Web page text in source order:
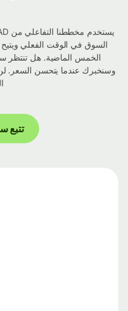
السوق في الوقت الفعلي
الخمس الماضية. هل تنتظر
وسنخبرك عندما يتحسن السعر. لن
تتبع